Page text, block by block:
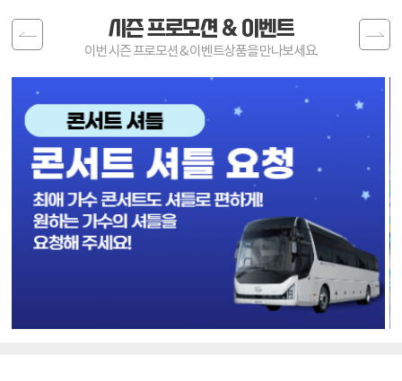
시즌 프로모션 & 이벤트
이번 시즌 프로모션 & 이벤트상품을 만나보세요.
Previous Next